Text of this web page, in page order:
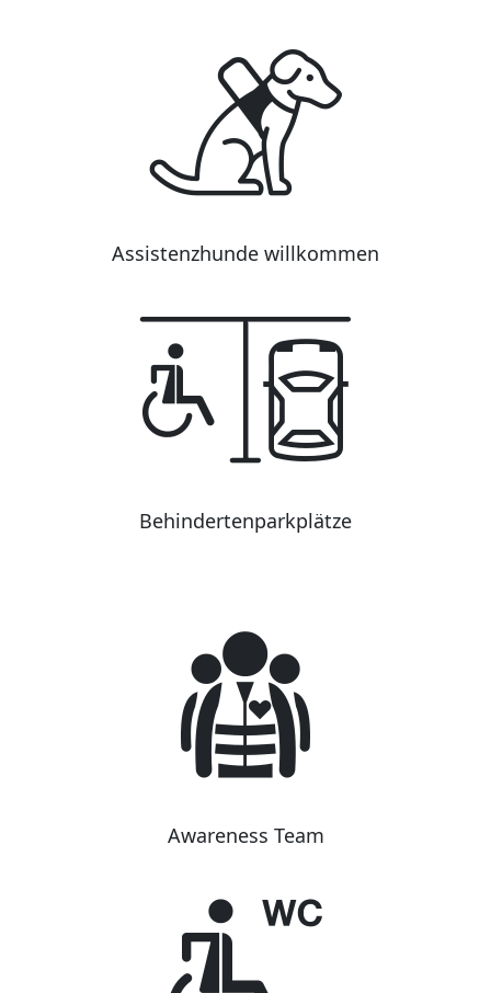
Assistenzhunde willkommen
Behindertenparkplätze
Awareness Team